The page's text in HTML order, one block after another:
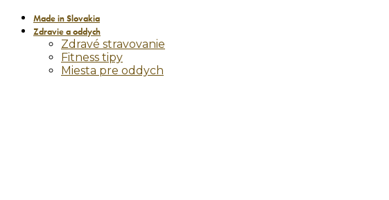
Made in Slovakia
Zdravie a oddych
Zdravé stravovanie
Fitness tipy
Miesta pre oddych